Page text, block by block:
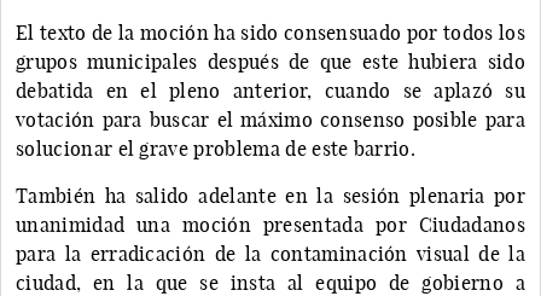
El texto de la moción ha sido consensuado por todos los
grupos municipales después de que este hubiera sido
debatida en el pleno anterior, cuando se aplazó su
votación para buscar el máximo consenso posible para
solucionar el grave problema de este barrio.
También ha salido adelante en la sesión plenaria por
unanimidad una moción presentada por Ciudadanos
para la erradicación de la contaminación visual de la
ciudad, en la que se insta al equipo de gobierno a